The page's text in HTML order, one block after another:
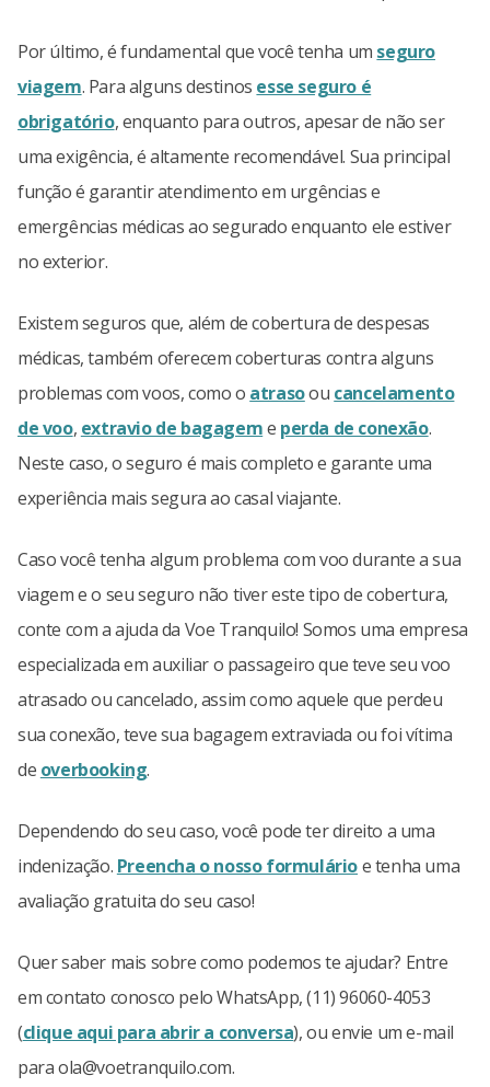
Por último, é fundamental que você tenha um seguro
viagem. Para alguns destinos esse seguro é
obrigatório, enquanto para outros, apesar de não ser
uma exigência, é altamente recomendável. Sua principal
função é garantir atendimento em urgências e
emergências médicas ao segurado enquanto ele estiver
no exterior.
Existem seguros que, além de cobertura de despesas
médicas, também oferecem coberturas contra alguns
problemas com voos, como o atrasoou cancelamento
de voo, extravio de bagageme perda de conexão.
Neste caso, o seguro é mais completo e garante uma
experiência mais segura ao casal viajante.
Caso você tenha algum problema com voo durante a sua
viagem e o seu seguro não tiver este tipo de cobertura,
conte com a ajuda da Voe Tranquilo! Somos uma empresa
especializada em auxiliar o passageiro que teve seu voo
atrasado ou cancelado, assim como aquele que perdeu
sua conexão, teve sua bagagem extraviada ou foi vítima
de overbooking.
Dependendo do seu caso, você pode ter direito a uma
indenização. Preencha o nosso formulárioe tenha uma
avaliação gratuita do seu caso!
Quer saber mais sobre como podemos te ajudar? Entre
em contato conosco pelo WhatsApp, (11) 96060-4053
(clique aqui para abrir a conversa), ou envie um e-mail
paraola@voetranquilo.com.